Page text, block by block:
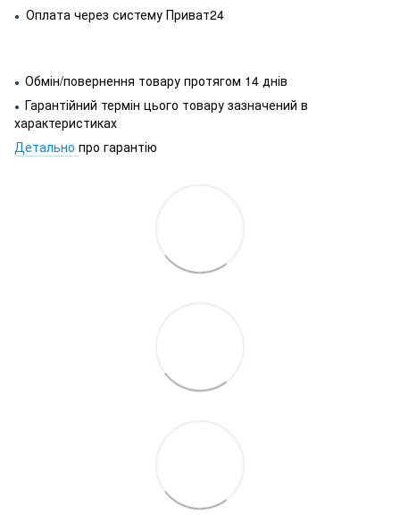
● Оплата через систему Приват24
● Обмін/повернення товару протягом 14 днів
● Гарантійний термін цього товару зазначений в
характеристиках
Детально про гарантію